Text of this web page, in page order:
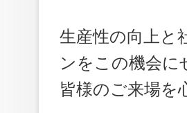
生産性の向上と
ンをこの機会に
皆様のご来場を